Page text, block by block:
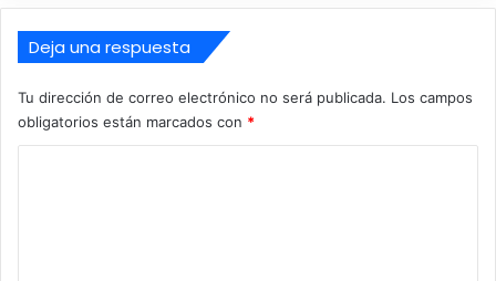
O
l
d
u
c
Deja una respuesta
Tu dirección de correo electrónico no será publicada. Los campos
obligatorios están marcados con *